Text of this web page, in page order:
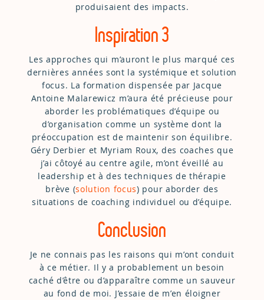
produisaient des impacts.
Inspiration 3
Les approches qui m’auront le plus marqué ces
dernières années sont la systémique et solution
focus. La formation dispensée par Jacque
Antoine Malarewicz m’aura été précieuse pour
aborder les problématiques d’équipe ou
d’organisation comme un système dont la
préoccupation est de maintenir son équilibre.
Géry Derbier et Myriam Roux, des coaches que
j’ai côtoyé au centre agile, m’ont éveillé au
leadership et à des techniques de thérapie
brève (solution focus) pour aborder des
situations de coaching individuel ou d’équipe.
Conclusion
Je ne connais pas les raisons qui m’ont conduit
à ce métier. Il y a probablement un besoin
caché d’être ou d’apparaître comme un sauveur
au fond de moi. J’essaie de m’en éloigner